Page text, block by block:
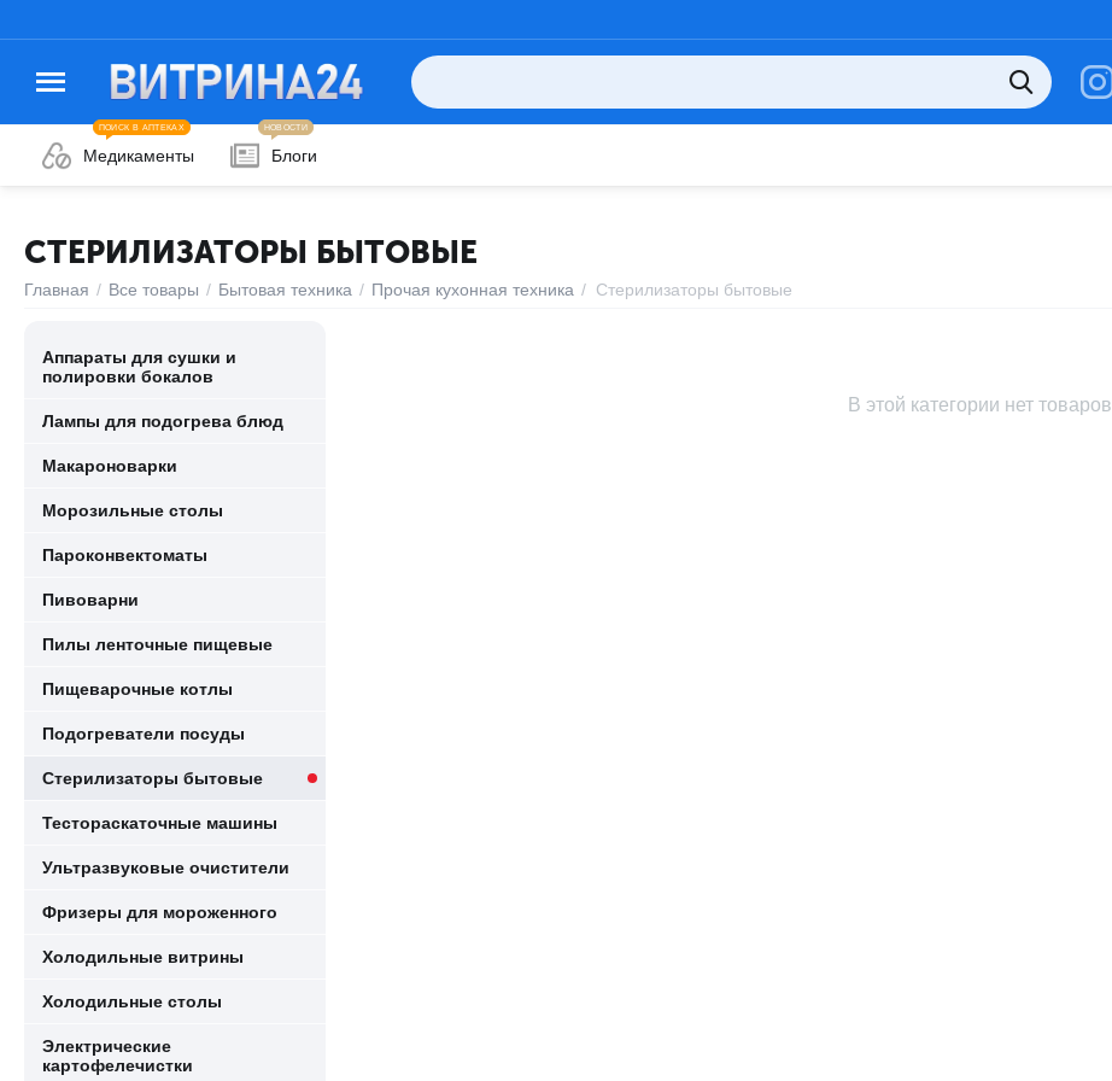
Медикаменты
ПОИСК В АПТЕКАХ
Блоги
НОВОСТИ
СТЕРИЛИЗАТОРЫ БЫТОВЫЕ
Главная / Все товары / Бытовая техника / Прочая кухонная техника / Стерилизаторы бытовые
В этой категории нет товаров
Аппараты для сушки и
полировки бокалов
Лампы для подогрева блюд
Макароноварки
Морозильные столы
Пароконвектоматы
Пивоварни
Пилы ленточные пищевые
Пищеварочные котлы
Подогреватели посуды
Стерилизаторы бытовые
Тестораскаточные машины
Ультразвуковые очистители
Фризеры для мороженного
Холодильные витрины
Холодильные столы
Электрические
картофелечистки